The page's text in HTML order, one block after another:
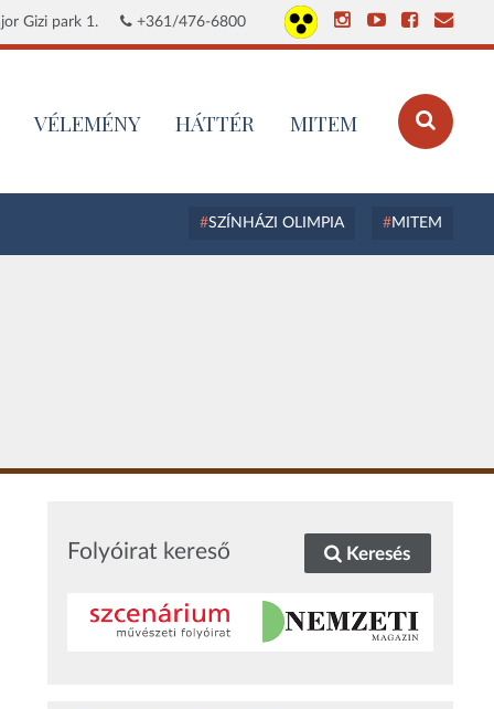
Gizi park 1. +361/476-6800
VÉLEMÉNY HÁTTÉR MITEM
SZÍNHÁZI OLIMPIA MITEM
Folyóirat kereső Keresés